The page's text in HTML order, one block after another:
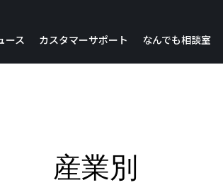
ース カスタマーサポート
機能アップ・更新のご提案
保全ツールのご提案
なんでも相談室
産業別